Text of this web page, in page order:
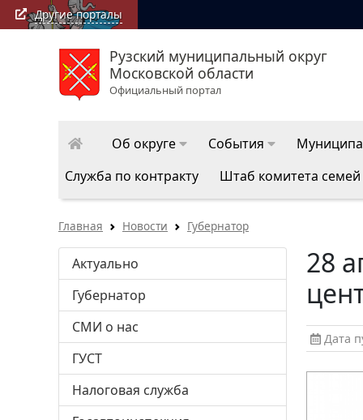
Другие порталы
Рузский муниципальный округ
Московской области
Официальный портал
Об округе События
Служба по контракту
Штаб комитета
Главная Новости Губернатор
Актуально
Губернатор
СМИ о нас
ГУСТ
Налоговая служба
28
Дата